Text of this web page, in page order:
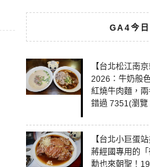
GA4今
【台北松江南
2026：牛奶般
紅燒牛肉麵，
錯過 7351(瀏覽
【台北小巨蛋
蔣經國專用的
勳也來朝聖！